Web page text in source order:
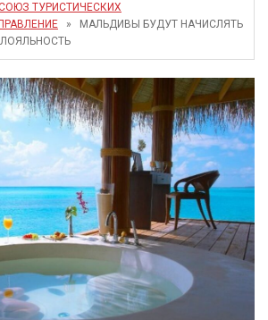
ТУРИСТИЧЕСКИХ
» МАЛЬДИВЫ БУДУТ НАЧИСЛЯТЬ